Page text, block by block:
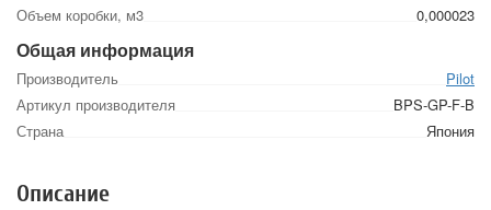
Объем коробки, м3 0,000023
Общая информация
Производитель
Pilot
Артикул производителя
BPS-GP-F-B
Страна
Япония
Описание